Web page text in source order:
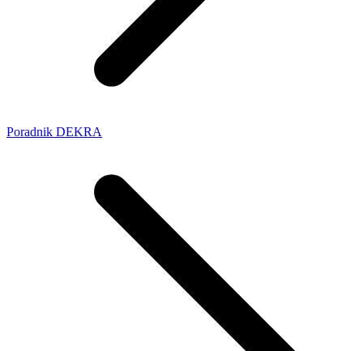
Poradnik DEKRA